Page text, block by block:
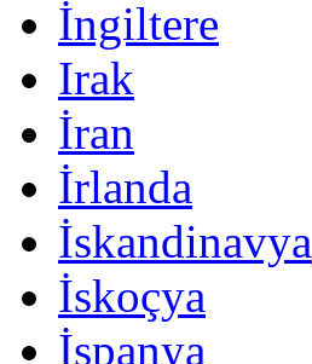
İngiltere
Irak
İran
İrlanda
İskandinavya
İskoçya
İspanya